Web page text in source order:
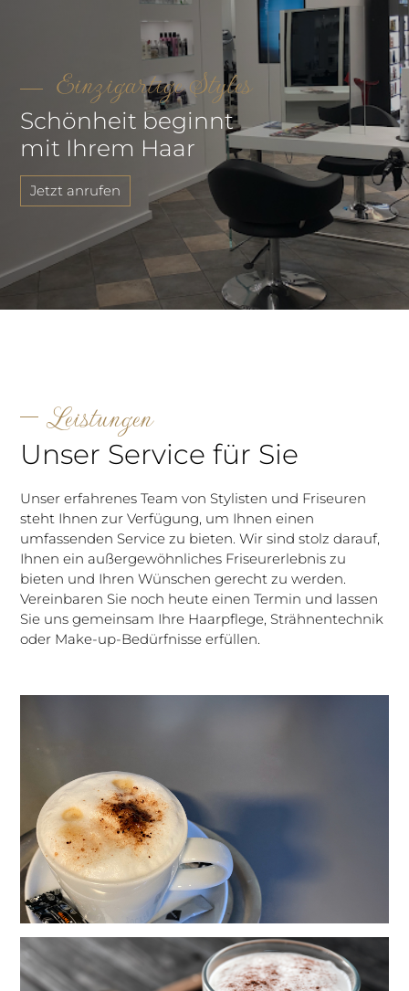
Einzigartige Styles
Schönheit beginnt
mit Ihrem Haar
Jetzt anrufen
Leistungen
Unser Service für Sie
Unser erfahrenes Team von Stylisten und Friseuren
steht Ihnen zur Verfügung, um Ihnen einen
umfassenden Service zu bieten. Wir sind stolz darauf,
Ihnen ein außergewöhnliches Friseurerlebnis zu
bieten und Ihren Wünschen gerecht zu werden.
Vereinbaren Sie noch heute einen Termin und lassen
Sie uns gemeinsam Ihre Haarpflege, Strähnentechnik
oder Make-up-Bedürfnisse erfüllen.